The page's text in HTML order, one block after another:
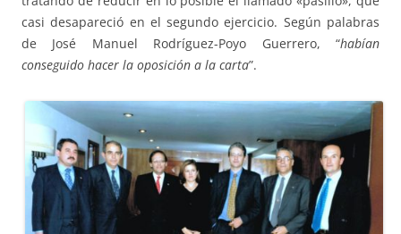
casi desapareció en el segundo ejercicio. Según palabras
de José Manuel Rodríguez-Poyo Guerrero, “habían
conseguido hacer la oposición a la carta”.